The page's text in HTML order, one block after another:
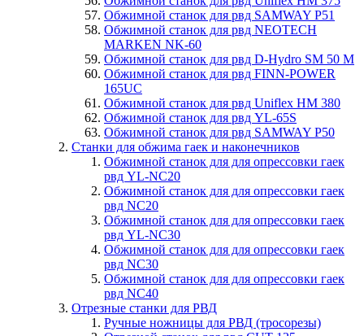
Обжимной станок для рвд SAMWAY P51
Обжимной станок для рвд NEOTECH
MARKEN NK-60
Обжимной станок для рвд D-Hydro SM 50 M
Обжимной станок для рвд FINN-POWER
165UC
Обжимной станок для рвд Uniflex HM 380
Обжимной станок для рвд YL-65S
Обжимной станок для рвд SAMWAY P50
Станки для обжима гаек и наконечников
Обжимной станок для для опрессовки гаек
рвд YL-NC20
Обжимной станок для для опрессовки гаек
рвд NC20
Обжимной станок для для опрессовки гаек
рвд YL-NC30
Обжимной станок для для опрессовки гаек
рвд NC30
Обжимной станок для для опрессовки гаек
рвд NC40
Отрезные станки для РВД
Ручные ножницы для РВД (тросорезы)